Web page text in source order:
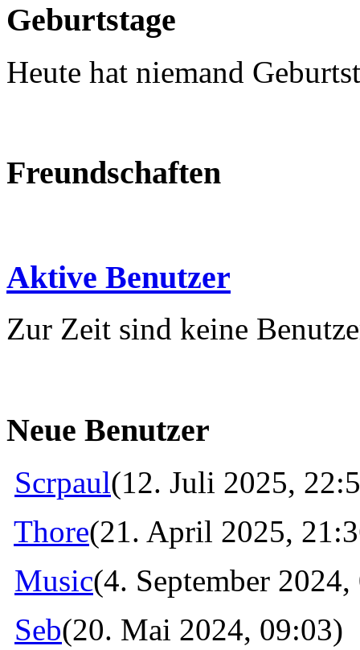
Geburtstage
Heute hat niemand
Freundschaften
Aktive Benutzer
Zur Zeit sind keine
Neue Benutzer
Scrpaul(12. Juli 2025,
Thore(21. April 2025,
Music(4. September
Seb(20. Mai 2024, 09:03)